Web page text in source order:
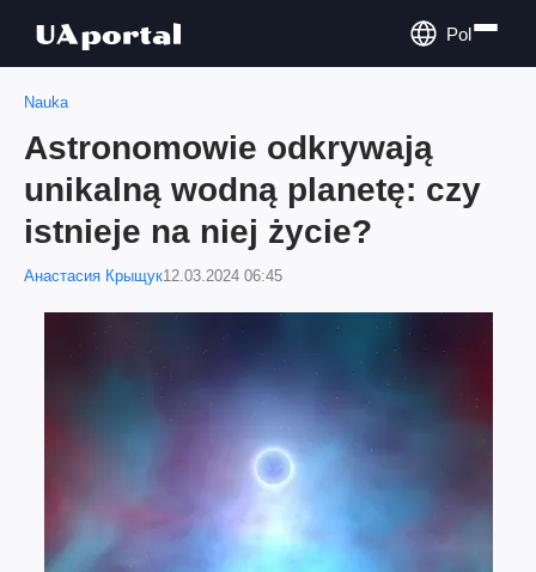
Pol
Nauka
Astronomowie odkrywają
unikalną wodną planetę: czy
istnieje na niej życie?
Анастасия Крыщук12.03.2024 06:45